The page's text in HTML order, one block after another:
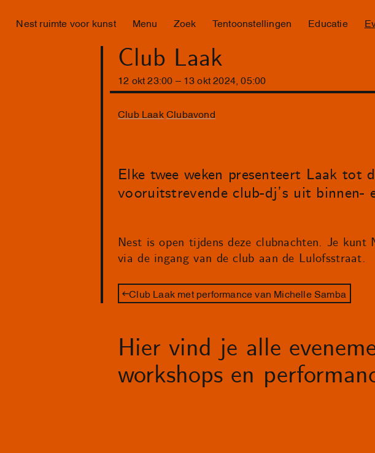
Nest ruimte voor kunst Menu Zoek Tentoonstellingen Educatie
Club Laak
12 okt 23 :00 13 okt 2024 ,05 :00
Club Laak Clubavond
Elke twee weken presenteert Laak tot
vooruitstrevende club-dj’s uit binnen-
Nest is open tijdens deze clubnachten. Je
via de ingang van de club aan de Lulofsstraat.
Club Laak met performance van Michelle Samba
Hier vind je alle
workshops en